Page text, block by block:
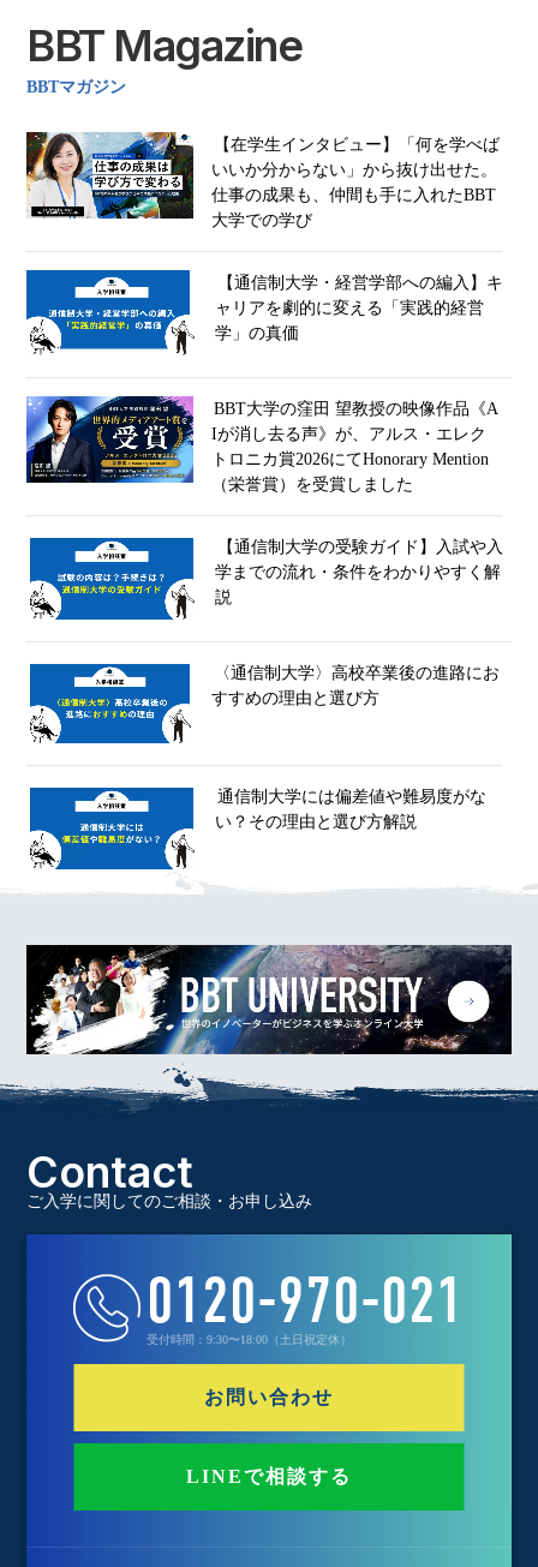
BBT Magazine
BBTマガジン
【在学生インタビュー】「何を学べば
いいか分からない」から抜け出せた。
仕事の成果も、仲間も手に入れたBBT
大学での学び
【通信制大学・経営学部への編入】キ
ャリアを劇的に変える「実践的経営
学」の真価
BBT大学の窪田 望教授の映像作品《A
Iが消し去る声》が、アルス・エレク
トロニカ賞2026にてHonorary Mention
（栄誉賞）を受賞しました
【通信制大学の受験ガイド】入試や入
学までの流れ・条件をわかりやすく解
説
〈通信制大学〉高校卒業後の進路にお
すすめの理由と選び方
通信制大学には偏差値や難易度がな
い？その理由と選び方解説
Contact
ご入学に関してのご相談・お申し込み
0120-970-021
受付時間：9:30〜18:00（土日祝定休）
お問い合わせ
LINEで相談する